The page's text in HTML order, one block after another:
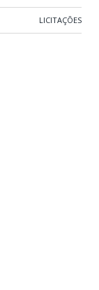
LICITAÇÕES